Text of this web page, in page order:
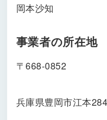
岡本沙知
事業者の所在地
〒668-0852
兵庫県豊岡市江本